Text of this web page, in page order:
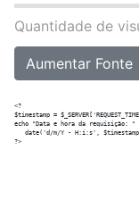
Quantidade de
Aumentar Fonte
<?
$timestamp =
echo "Data e hora da requisição: "
date('d/m/Y - H:i:s',